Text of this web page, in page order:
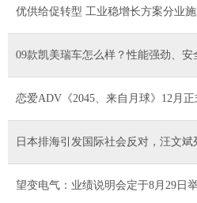
优供给促转型 工业稳增长方案分业
09款凯美瑞车怎么样？性能强劲、
恋爱ADV《2045、来自月球》12月
日本排海引发国际社会反对，汪文
望变电气：业绩说明会定于8月29日